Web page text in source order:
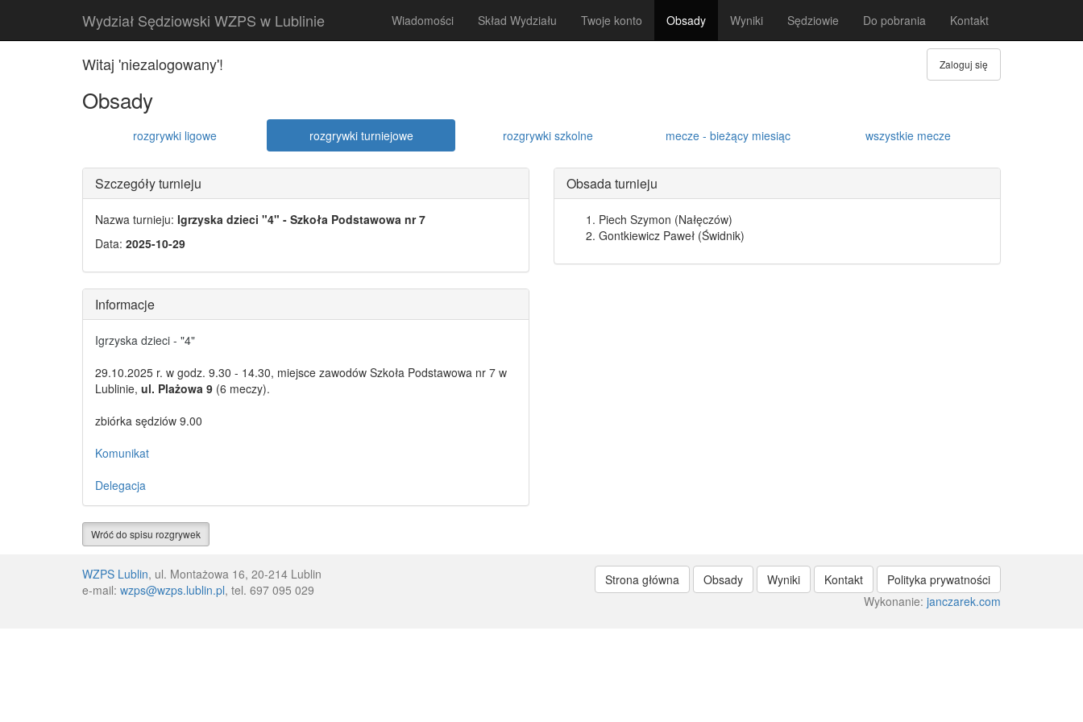
Wydział Sędziowski WZPS w Lublinie Wiadomości Skład Wydziału Twoje konto Obsady Wyniki Sędziowie Do pobrania Kontakt
Witaj 'niezalogowany'! Zaloguj się
Obsady
rozgrywki ligowe rozgrywki turniejowe rozgrywki szkolne mecze - bieżący miesiąc wszystkie mecze
Szczegóły turnieju
Nazwa turnieju: Igrzyska dzieci "4" - Szkoła Podstawowa nr 7
Data: 2025-10-29
Informacje
Igrzyska dzieci - "4"
29.10.2025 r. w godz. 9.30 - 14.30, miejsce zawodów Szkoła Podstawowa nr 7 w
Lublinie, ul. Plażowa 9 (6 meczy).
zbiórka sędziów 9.00
Komunikat
Delegacja
Obsada turnieju
Piech Szymon (Nałęczów)
Gontkiewicz Paweł (Świdnik)
Wróć do spisu rozgrywek
WZPS Lublin, ul. Montażowa 16, 20-214 Lublin
e-mail: wzps@wzps.lublin.pl, tel. 697 095 029
Strona główna Obsady Wyniki Kontakt
Polityka prywatności
Wykonanie: janczarek.com